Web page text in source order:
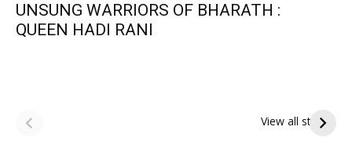
UNSUNG WARRIORS OF BHARATH :
QUEEN HADI RANI
View all stories
పితృదేవతల ఆశీర్వాదం
ఇంద్రకీలాద్రి గిరి ప్రదక్షిణ